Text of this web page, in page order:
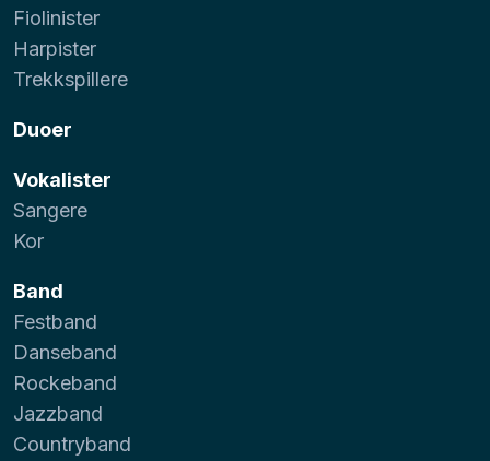
Fiolinister
Harpister
Trekkspillere
Duoer
Vokalister
Sangere
Kor
Band
Festband
Danseband
Rockeband
Jazzband
Countryband